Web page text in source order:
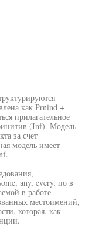
как Prnind +
прилагательное
(Inf). Модель
за счет
модель имеет
any, every, по в
в работе
местоимений,
которая, как